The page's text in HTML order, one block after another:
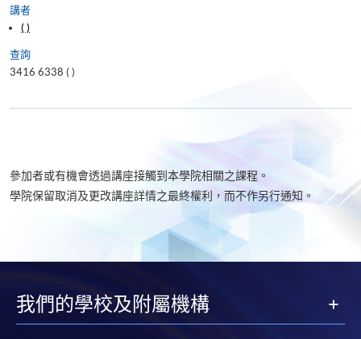
講者
( )
查詢
3416 6338 ( )
參加者或有機會透過講座接觸到本學院相關之課程。
學院保留取消及更改講座詳情之最終權利，而不作另行通知。
我們的學校及附屬機構